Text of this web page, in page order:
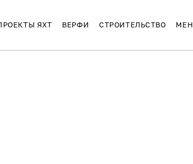
ЯХТ ВЕРФИ СТРОИТЕЛЬСТВО